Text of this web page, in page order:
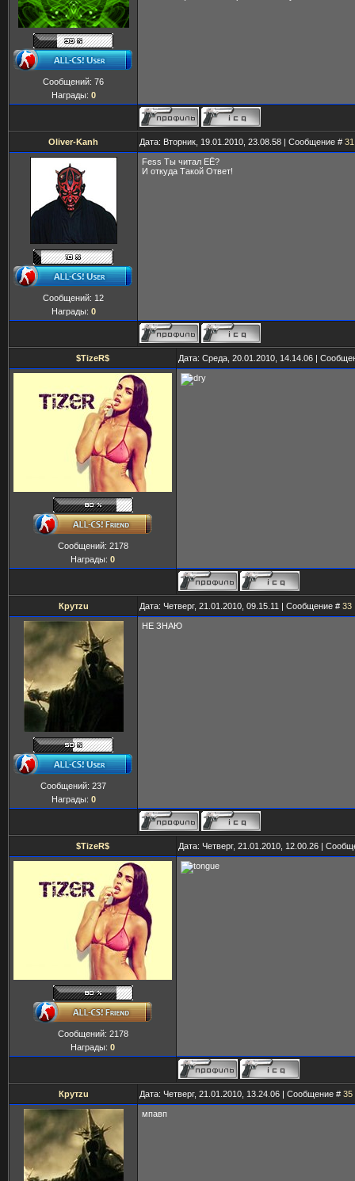
Сообщений: 76
Награды: 0
Oliver-Kanh Дата: Вторник, 19.01.2010, 23.08.58 | Сообщение # 31
Сообщений: 12
Награды: 0
Fess Ты читал ЕЁ?
И откуда Такой Ответ!
$TizeR$ Дата: Среда, 20.01.2010, 14.14.06 |
Сообщений: 2178
Награды: 0
Крутzu Дата: Четверг, 21.01.2010, 09.15.11 | Сообщение # 33
Сообщений: 237
Награды: 0
НЕ ЗНАЮ
$TizeR$ Дата: Четверг, 21.01.2010, 12.00.26 |
Сообщений: 2178
Награды: 0
Крутzu Дата: Четверг, 21.01.2010, 13.24.06 | Сообщение # 35
мпавп